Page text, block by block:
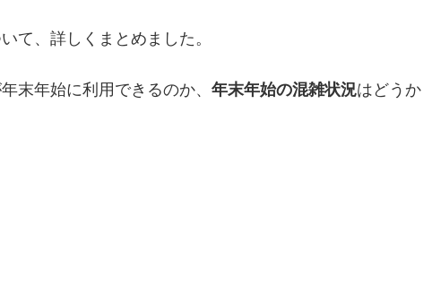
て、詳しくまとめました。
末年始に利用できるのか、 年末年始の混雑状況はどうか